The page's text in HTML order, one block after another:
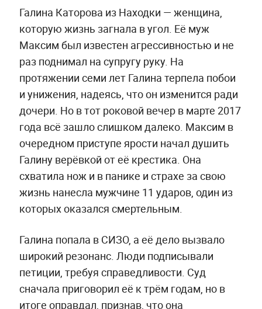
Галина Каторова из Находки — женщина,
которую жизнь загнала в угол. Её муж
Максим был известен агрессивностью и не
раз поднимал на супругу руку. На
протяжении семи лет Галина терпела побои
и унижения, надеясь, что он изменится ради
дочери. Но в тот роковой вечер в марте 2017
года всё зашло слишком далеко. Максим в
очередном приступе ярости начал душить
Галину верёвкой от её крестика. Она
схватила нож и в панике и страхе за свою
жизнь нанесла мужчине 11 ударов, один из
которых оказался смертельным.
Галина попала в СИЗО, а её дело вызвало
широкий резонанс. Люди подписывали
петиции, требуя справедливости. Суд
сначала приговорил её к трём годам, но в
итоге оправдал, признав, что она